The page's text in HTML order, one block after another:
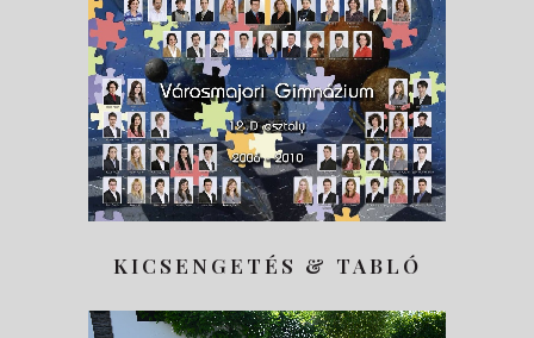
KICSENGETÉS & TABLÓ